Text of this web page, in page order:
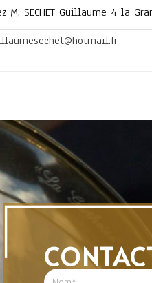
M. SECHET Guillaume 4 la